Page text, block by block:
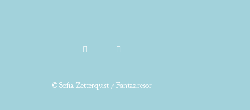
© Sofia Zetterqvist / Fantasiresor